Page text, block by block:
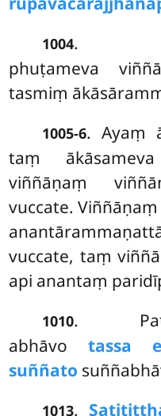
1004.
phuṭameva
tasmiṃ
1005-6. Ayaṃ
taṃ
viññāṇaṃ
vuccate.
anantārammaṇattā
vuccate, taṃ
api anantaṃ
1010.
abhāvotassa
suññato
1013. Sati